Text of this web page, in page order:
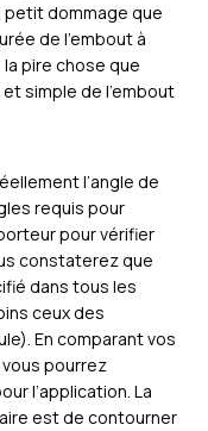
petit dommage que
de l’embout à
pire chose que
simple de l’embout
l’angle de
requis pour
pour vérifier
constaterez que
dans tous les
ceux des
En comparant vos
pourrez
l’application. La
est de contourner